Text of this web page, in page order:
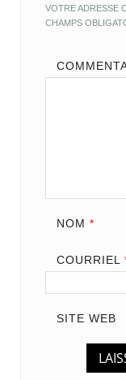
VOTRE ADRESSE
CHAMPS
NOM *
COURRIEL
SITE WEB